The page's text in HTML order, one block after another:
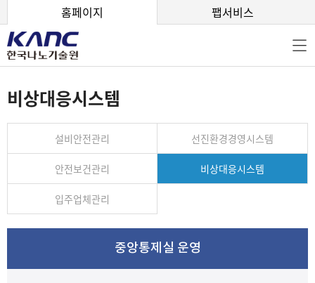
홈페이지 팹서비스
비상대응시스템
설비안전관리 선진환경경영시스템
안전보건관리 비상대응시스템
입주업체관리
중앙통제실 운영